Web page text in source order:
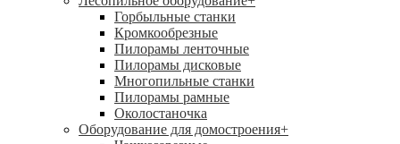
Горбыльные станки
Кромкообрезные
Пилорамы ленточные
Пилорамы дисковые
Многопильные станки
Пилорамы рамные
Околостаночка
Оборудование для домостроения+